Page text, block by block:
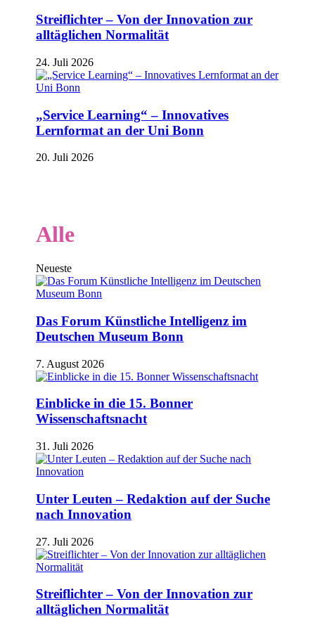
Streiflichter – Von der Innovation zur
alltäglichen Normalität
24. Juli 2026
„Service Learning“ – Innovatives
Lernformat an der Uni Bonn
20. Juli 2026
Alle
Neueste
Das Forum Künstliche Intelligenz im
Deutschen Museum Bonn
7. August 2026
Einblicke in die 15. Bonner
Wissenschaftsnacht
31. Juli 2026
Unter Leuten – Redaktion auf der Suche
nach Innovation
27. Juli 2026
Streiflichter – Von der Innovation zur
alltäglichen Normalität